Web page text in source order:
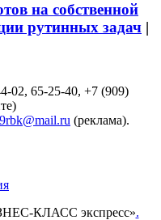
на собственной
рутинных задач |
02, 65-25-40, +7 (909)
(реклама).
КЛАСС экспресс».